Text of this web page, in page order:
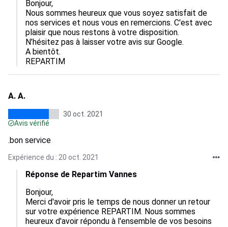
Bonjour,
Nous sommes heureux que vous soyez satisfait de
nos services et nous vous en remercions. C'est avec
plaisir que nous restons à votre disposition.
N’hésitez pas à laisser votre avis sur Google.
A bientôt.
REPARTIM
A. A.
30 oct. 2021
Avis vérifié
.bon service
Expérience du : 20 oct. 2021
Réponse de Repartim Vannes
Bonjour,
Merci d'avoir pris le temps de nous donner un retour
sur votre expérience REPARTIM. Nous sommes
heureux d'avoir répondu à l'ensemble de vos besoins